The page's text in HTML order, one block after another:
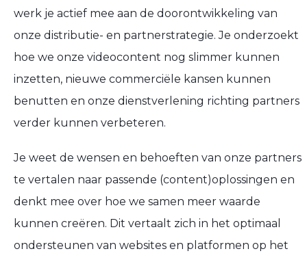
werk je actief mee aan de doorontwikkeling van
onze distributie- en partnerstrategie. Je onderzoekt
hoe we onze videocontent nog slimmer kunnen
inzetten, nieuwe commerciële kansen kunnen
benutten en onze dienstverlening richting partners
verder kunnen verbeteren.
Je weet de wensen en behoeften van onze partners
te vertalen naar passende (content)oplossingen en
denkt mee over hoe we samen meer waarde
kunnen creëren. Dit vertaalt zich in het optimaal
ondersteunen van websites en platformen op het